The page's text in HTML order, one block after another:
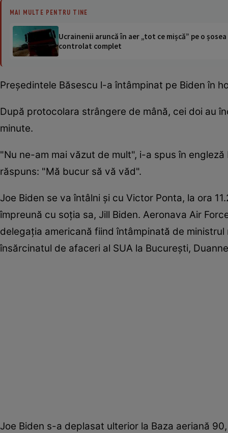
MAI MULTE PENTRU TINE
Ucrainenii aruncă în aer „tot ce mișcă” pe o
controlat complet
Preşedintele Băsescu l-a întâmpinat pe Biden în
După protocolara strângere de mână, cei doi au
minute.
"Nu ne-am mai văzut de mult", i-a spus în
răspuns: "Mă bucur să vă văd".
Joe Biden se va întâlni şi cu Victor Ponta, la ora
împreună cu soția sa, Jill Biden. Aeronava Air
delegaţia americană fiind întâmpinată de
însărcinatul de afaceri al SUA la Bucureşti,
Joe Biden s-a deplasat ulterior la Baza aeriană